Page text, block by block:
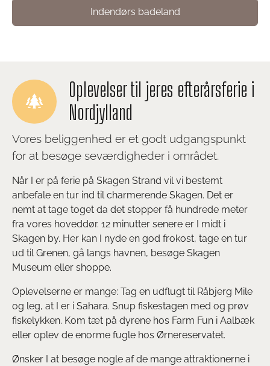
Indendørs badeland
Oplevelser til jeres efterårsferie i
Nordjylland
Vores beliggenhed er et godt udgangspunkt
for at besøge seværdigheder i området.
Når I er på ferie på Skagen Strand vil vi bestemt
anbefale en tur ind til charmerende Skagen. Det er
nemt at tage toget da det stopper få hundrede meter
fra vores hoveddør. 12 minutter senere er I midt i
Skagen by. Her kan I nyde en god frokost, tage en tur
ud til Grenen, gå langs havnen, besøge Skagen
Museum eller shoppe.
Oplevelserne er mange: Tag en udflugt til Råbjerg Mile
og leg, at I er i Sahara. Snup fiskestagen med og prøv
fiskelykken. Kom tæt på dyrene hos Farm Fun i Aalbæk
eller oplev de enorme fugle hos Ørnereservatet.
Ønsker I at besøge nogle af de mange attraktionerne i